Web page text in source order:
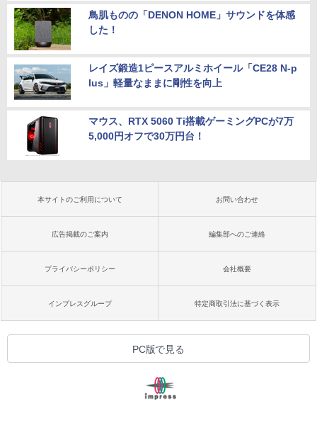
鳥肌ものの「DENON HOME」サウンドを体感
した！
レイズ鍛造1ピースアルミホイール「CE28 N-p
lus」軽量なままに剛性を向上
マウス、RTX 5060 Ti搭載ゲーミングPCが7万
5,000円オフで30万円台！
本サイトのご利用について お問い合わせ
広告掲載のご案内 編集部へのご連絡
プライバシーポリシー 会社概要
インプレスグループ 特定商取引法に基づく表示
PC版で見る